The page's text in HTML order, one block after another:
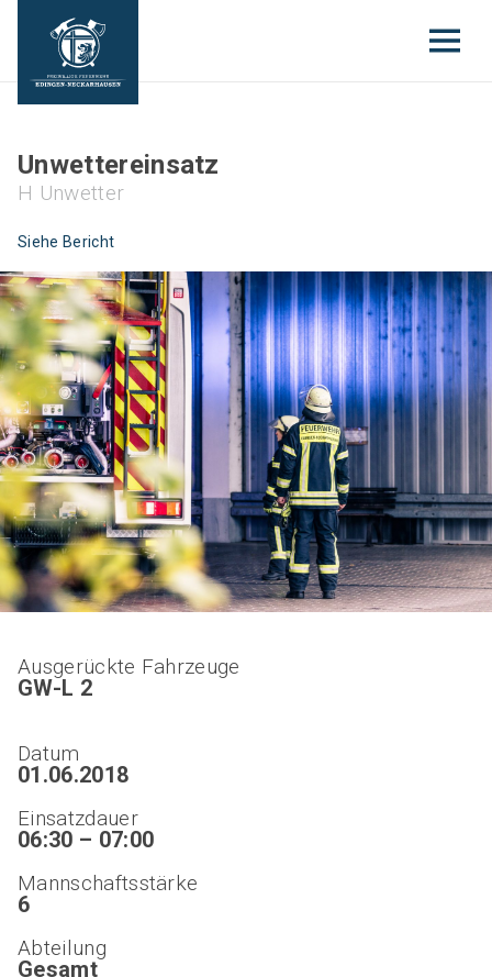
Unwettereinsatz
H Unwetter
Siehe Bericht
Ausgerückte Fahrzeuge
GW-L 2
Datum
01.06.2018
Einsatzdauer
06:30 – 07:00
Mannschaftsstärke
6
Abteilung
Gesamt